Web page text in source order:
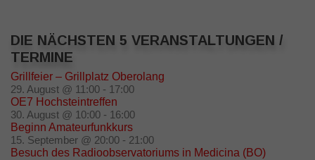
DIE NÄCHSTEN 5 VERANSTALTUNGEN /
TERMINE
Grillfeier – Grillplatz Oberolang
29. August @ 11:00 - 17:00
OE7 Hochsteintreffen
30. August @ 10:00 - 16:00
Beginn Amateurfunkkurs
15. September @ 20:00 - 21:00
Besuch des Radioobservatoriums in Medicina (BO)